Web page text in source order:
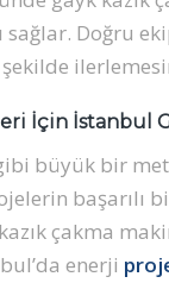
sağlar. Doğru
İçin İstanbul
büyük bir
başarılı
çakma
enerji